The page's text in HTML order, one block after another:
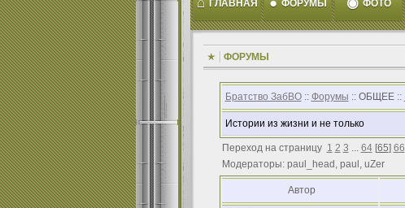
ГЛАВНАЯ ФОРУМЫ ФОТО
ФОРУМЫ
Братство ЗабВО:: Форумы :: ОБЩЕЕ ::
Истории из жизни и не только
Переход на страницу 1 2 3 ... 64[65] 66
Модераторы: paul_head, paul, uZer
Автор